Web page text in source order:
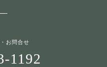
お問合せ
1192